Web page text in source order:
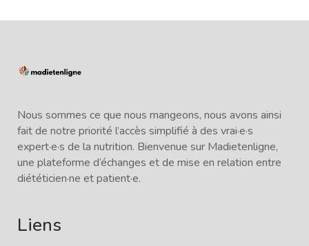
Nous sommes ce que nous mangeons, nous avons ainsi
fait de notre priorité l’accès simplifié à des vrai·e·s
expert·e·s de la nutrition. Bienvenue sur Madietenligne,
une plateforme d’échanges et de mise en relation entre
diététicien·ne et patient·e.
Liens